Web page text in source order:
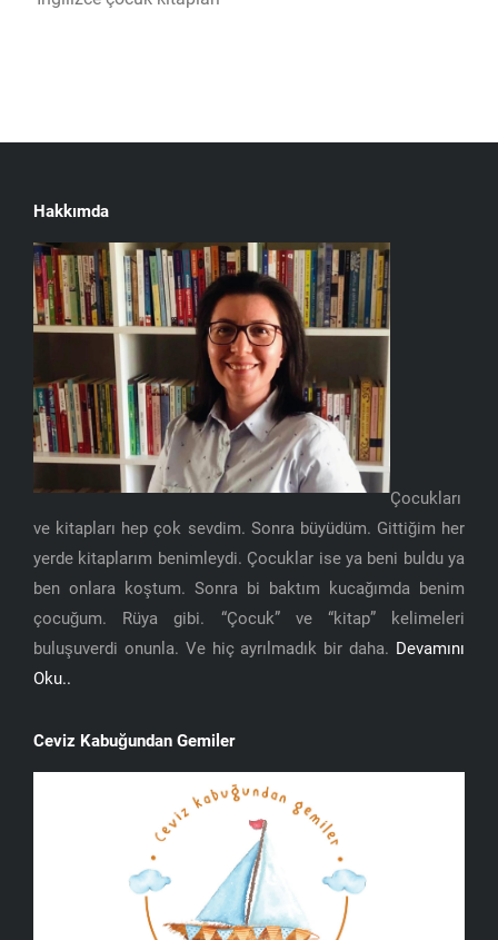
Hakkımda
Çocukları
ve kitapları hep çok sevdim. Sonra büyüdüm. Gittiğim her
yerde kitaplarım benimleydi. Çocuklar ise ya beni buldu ya
ben onlara koştum. Sonra bi baktım kucağımda benim
çocuğum. Rüya gibi. “Çocuk” ve “kitap” kelimeleri
buluşuverdi onunla. Ve hiç ayrılmadık bir daha. Devamını
Oku..
Ceviz Kabuğundan Gemiler